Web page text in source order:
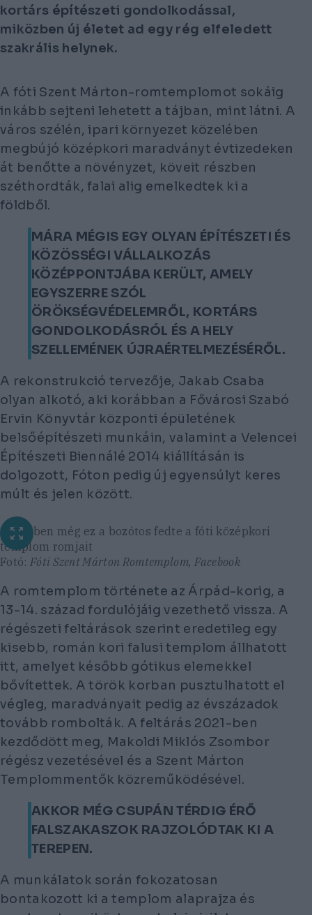
kortárs építészeti gondolkodással,
miközben új életet ad egy rég elfeledett
szakrális helynek.
A fóti Szent Márton-romtemplomot sokáig
inkább sejteni lehetett a tájban, mint látni. A
város szélén, ipari környezet közelében
megbújó középkori maradványt évtizedeken
át benőtte a növényzet, köveit részben
széthordták, falai alig emelkedtek ki a
földből.
MÁRA MÉGIS EGY OLYAN ÉPÍTÉSZETI ÉS
KÖZÖSSÉGI VÁLLALKOZÁS
KÖZÉPPONTJÁBA KERÜLT, AMELY
EGYSZERRE SZÓL
ÖRÖKSÉGVÉDELEMRŐL, KORTÁRS
GONDOLKODÁSRÓL ÉS A HELY
SZELLEMÉNEK ÚJRAÉRTELMEZÉSÉRŐL.
A rekonstrukció tervezője, Jakab Csaba
olyan alkotó, aki korábban a Fővárosi Szabó
Ervin Könyvtár központi épületének
belsőépítészeti munkáin, valamint a Velencei
Építészeti Biennálé 2014 kiállításán is
dolgozott, Fóton pedig új egyensúlyt keres
múlt és jelen között.
2021-ben még ez a bozótos fedte a fóti középkori
templom romjait
Fotó: Fóti Szent Márton Romtemplom, Facebook
A romtemplom története az Árpád-korig, a
13-14. század fordulójáig vezethető vissza. A
régészeti feltárások szerint eredetileg egy
kisebb, román kori falusi templom állhatott
itt, amelyet később gótikus elemekkel
bővítettek. A török korban pusztulhatott el
végleg, maradványait pedig az évszázadok
tovább rombolták. A feltárás 2021-ben
kezdődött meg, Makoldi Miklós Zsombor
régész vezetésével és a Szent Márton
Templommentők közreműködésével.
AKKOR MÉG CSUPÁN TÉRDIG ÉRŐ
FALSZAKASZOK RAJZOLÓDTAK KI A
TEREPEN.
A munkálatok során fokozatosan
bontakozott ki a templom alaprajza és